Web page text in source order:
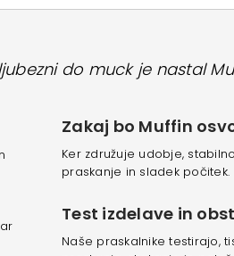
do muck je nastal
Zakaj bo Muffin
Ker združuje udobje,
praskanje in sladek počitek.
Test izdelave in
Naše praskalnike testirajo,